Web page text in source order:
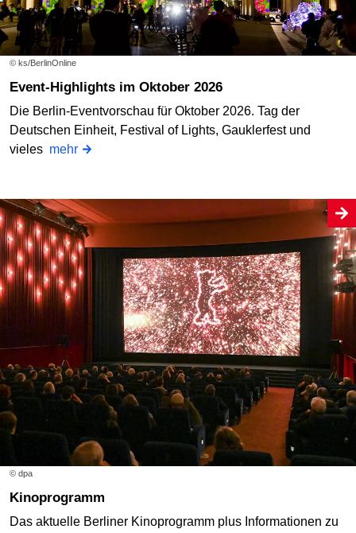
© ks/BerlinOnline
Event-Highlights im Oktober 2026
Die Berlin-Eventvorschau für Oktober 2026. Tag der
Deutschen Einheit, Festival of Lights, Gauklerfest und
vieles mehr
© dpa
Kinoprogramm
Das aktuelle Berliner Kinoprogramm plus Informationen zu